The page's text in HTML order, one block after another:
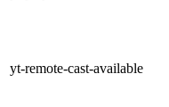
yt-remote-cast-available